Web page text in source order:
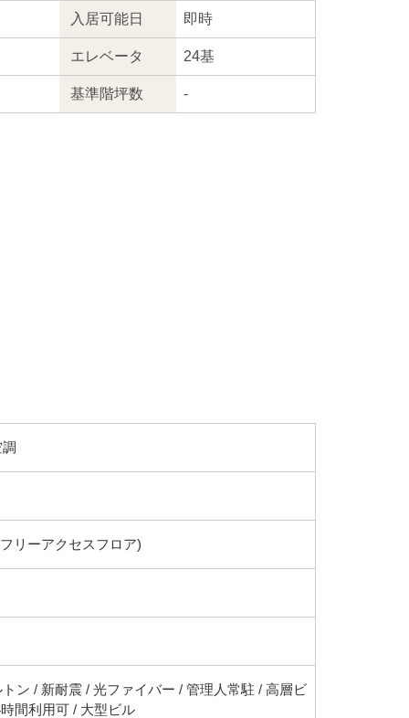
入居可能日 即時
エレベータ 24基
基準階坪数 -
リーアクセスフロア)
トン / 新耐震 / 光ファイバー / 管理人常駐 / 高層ビ
間利用可 / 大型ビル